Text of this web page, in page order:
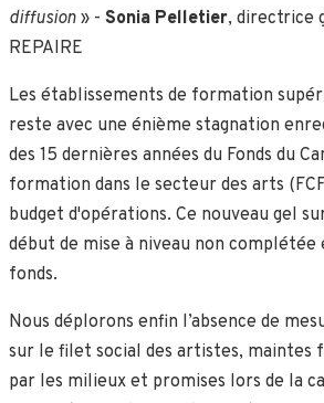
diffusion » - Sonia Pelletier, directrice
REPAIRE
Les établissements de formation
reste avec une énième stagnation
des 15 dernières années du Fonds du
formation dans le secteur des arts
budget d'opérations. Ce nouveau gel
début de mise à niveau non
fonds.
Nous déplorons enfin l’absence de
sur le filet social des artistes, maintes
par les milieux et promises lors de la